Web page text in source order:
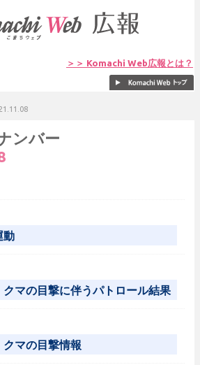
＞＞ Komachi Web広報とは？
ンバー
動
クマの目撃に伴うパトロール結果
クマの目撃情報